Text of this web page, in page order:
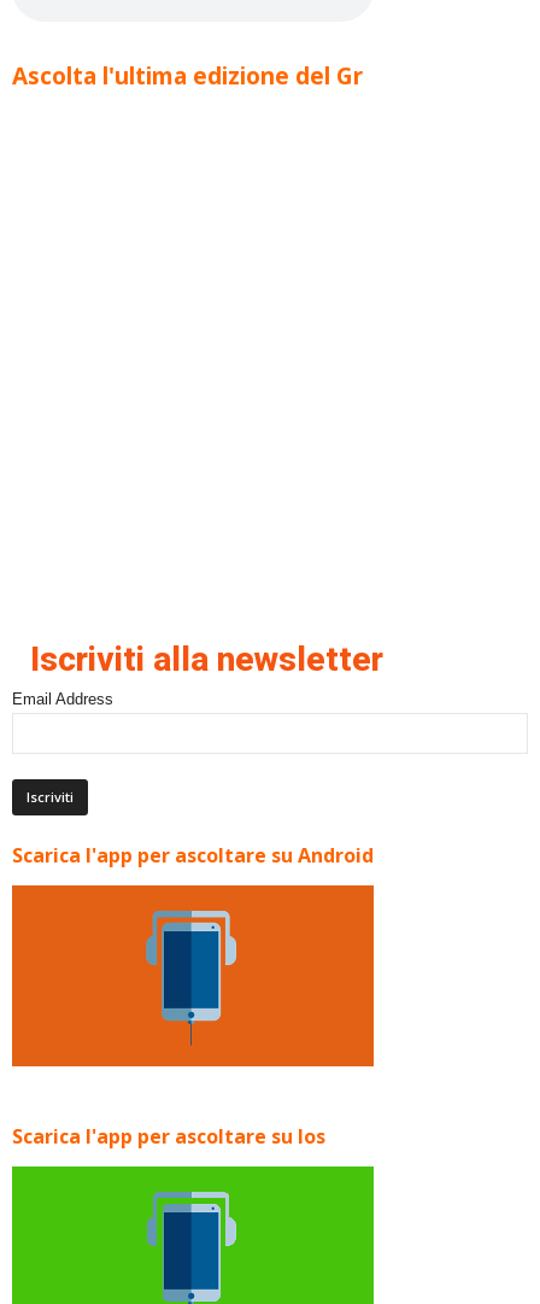
Ascolta l'ultima edizione del Gr
Iscriviti alla newsletter
Email Address
Scarica l'app per ascoltare su Android
Scarica l'app per ascoltare su Ios